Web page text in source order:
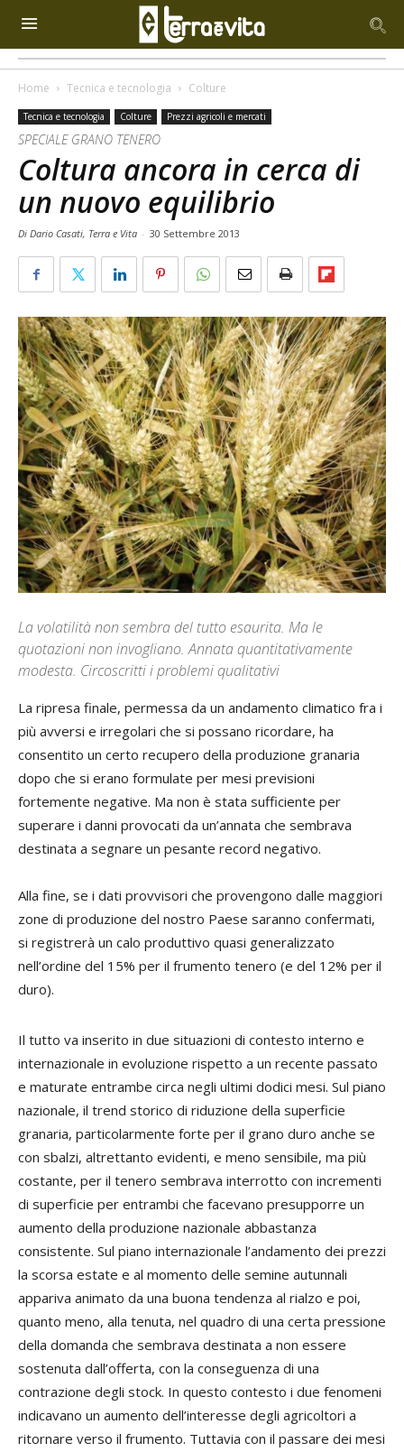
Home Tecnica e tecnologia Colture
Tecnica e tecnologia Colture Prezzi agricoli e mercati
SPECIALE GRANO TENERO
Coltura ancora in cerca di
un nuovo equilibrio
Di Dario Casati, Terra e Vita - 30 Settembre 2013
La volatilità non sembra del tutto esaurita. Ma le
quotazioni non invogliano. Annata quantitativamente
modesta. Circoscritti i problemi qualitativi
La ripresa finale, permessa da un andamento climatico fra i
più avversi e irregolari che si possano ricordare, ha
consentito un certo recupero della produzione granaria
dopo che si erano formulate per mesi previsioni
fortemente negative. Ma non è stata sufficiente per
superare i danni provocati da un’annata che sembrava
destinata a segnare un pesante record negativo.
Alla fine, se i dati provvisori che provengono dalle maggiori
zone di produzione del nostro Paese saranno confermati,
si registrerà un calo produttivo quasi generalizzato
nell’ordine del 15% per il frumento tenero (e del 12% per il
duro).
Il tutto va inserito in due situazioni di contesto interno e
internazionale in evoluzione rispetto a un recente passato
e maturate entrambe circa negli ultimi dodici mesi. Sul piano
nazionale, il trend storico di riduzione della superficie
granaria, particolarmente forte per il grano duro anche se
con sbalzi, altrettanto evidenti, e meno sensibile, ma più
costante, per il tenero sembrava interrotto con incrementi
di superficie per entrambi che facevano presupporre un
aumento della produzione nazionale abbastanza
consistente. Sul piano internazionale l’andamento dei prezzi
la scorsa estate e al momento delle semine autunnali
appariva animato da una buona tendenza al rialzo e poi,
quanto meno, alla tenuta, nel quadro di una certa pressione
della domanda che sembrava destinata a non essere
sostenuta dall’offerta, con la conseguenza di una
contrazione degli stock. In questo contesto i due fenomeni
indicavano un aumento dell’interesse degli agricoltori a
ritornare verso il frumento. Tuttavia con il passare dei mesi